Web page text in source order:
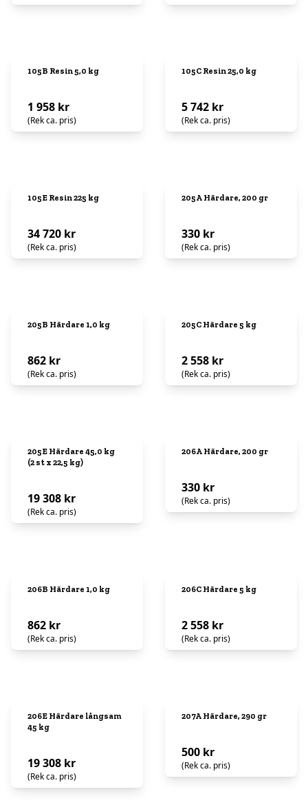
105B Resin 5,0 kg
1 958 kr
(Rek ca. pris)
105C Resin 25,0 kg
5 742 kr
(Rek ca. pris)
105E Resin 225 kg
34 720 kr
(Rek ca. pris)
205A Härdare, 200 gr
330 kr
(Rek ca. pris)
205B Härdare 1,0 kg
862 kr
(Rek ca. pris)
205C Härdare 5 kg
2 558 kr
(Rek ca. pris)
205E Härdare 45,0 kg
(2 st x 22,5 kg)
19 308 kr
(Rek ca. pris)
206A Härdare, 200 gr
330 kr
(Rek ca. pris)
206B Härdare 1,0 kg
862 kr
(Rek ca. pris)
206C Härdare 5 kg
2 558 kr
(Rek ca. pris)
206E Härdare långsam
45 kg
19 308 kr
(Rek ca. pris)
207A Härdare, 290 gr
500 kr
(Rek ca. pris)